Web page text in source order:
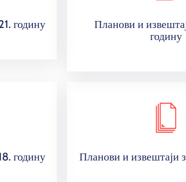
годину
Планови и
годину
годину Планови и извештаји